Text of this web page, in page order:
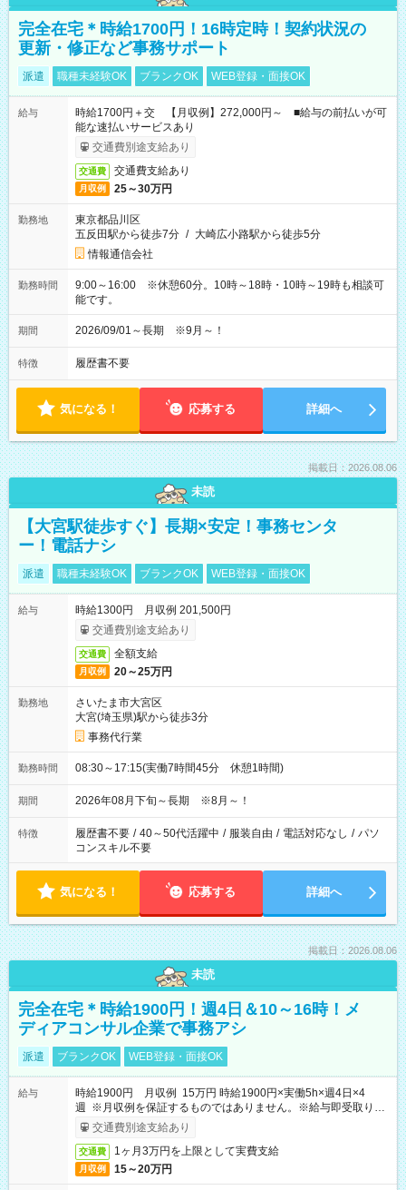
完全在宅＊時給1700円！16時定時！契約状況の
更新・修正など事務サポート
派遣 職種未経験OK ブランクOK WEB登録・面接OK
給与
時給1700円＋交 【月収例】272,000円～ ■給与の前払いが可
能な速払いサービスあり
交通費別途支給あり
交通費 交通費支給あり
月収例 25～30万円
勤務地
東京都品川区
五反田駅から徒歩7分 / 大崎広小路駅から徒歩5分
情報通信会社
勤務時間
9:00～16:00 ※休憩60分。10時～18時・10時～19時も相談可
能です。
期間 2026/09/01～長期 ※9月～！
特徴 履歴書不要
気になる！ 応募する 詳細へ
掲載日：2026.08.06
未読
【大宮駅徒歩すぐ】長期×安定！事務センタ
ー！電話ナシ
派遣 職種未経験OK ブランクOK WEB登録・面接OK
給与
時給1300円 月収例 201,500円
交通費別途支給あり
交通費 全額支給
月収例 20～25万円
勤務地
さいたま市大宮区
大宮(埼玉県)駅から徒歩3分
事務代行業
勤務時間 08:30～17:15(実働7時間45分 休憩1時間)
期間 2026年08月下旬～長期 ※8月～！
特徴 履歴書不要 / 40～50代活躍中 / 服装自由 / 電話対応なし / パソ
コンスキル不要
気になる！ 応募する 詳細へ
掲載日：2026.08.06
未読
完全在宅＊時給1900円！週4日＆10～16時！メ
ディアコンサル企業で事務アシ
派遣 ブランクOK WEB登録・面接OK
給与
時給1900円 月収例 15万円 時給1900円×実働5h×週4日×4
週 ※月収例を保証するものではありません。※給与即受取りサ
ービス利用可（利用条件有）
交通費別途支給あり
交通費 1ヶ月3万円を上限として実費支給
月収例 15～20万円